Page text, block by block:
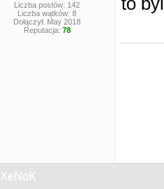
Liczba postów: 142
Liczba wątków: 8
Dołączył: May 2018
Reputacja: 78
XeNoK